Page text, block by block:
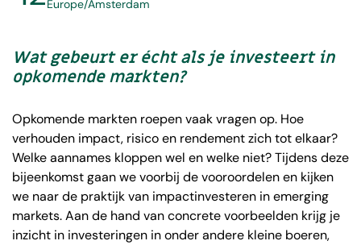
Europe/Amsterdam
Wat gebeurt er écht als je investeert in
opkomende markten?
Opkomende markten roepen vaak vragen op. Hoe
verhouden impact, risico en rendement zich tot elkaar?
Welke aannames kloppen wel en welke niet? Tijdens deze
bijeenkomst gaan we voorbij de vooroordelen en kijken
we naar de praktijk van impactinvesteren in emerging
markets. Aan de hand van concrete voorbeelden krijg je
inzicht in investeringen in onder andere kleine boeren,